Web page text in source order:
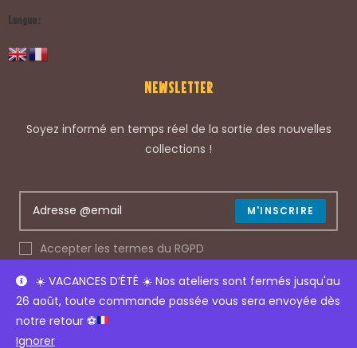
☀️ VACANCES D’ÉTÉ ☀️ Nos ateliers sont fermés jusqu'au
26 août, toute commande passée vous sera envoyée dès
notre retour ⚽
Ignorer
Langue :
NEWSLETTER
Soyez informé en temps réel de la sortie des nouvelles
collections !
M'INSCRIRE
Accepter les termes du RGPD
© COPYRIGHT 2022 – LES GLOUTONS